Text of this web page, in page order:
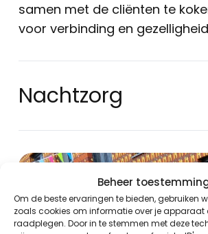
Beheer
Om de beste ervaringen te bieden, gebruiken
zoals cookies om informatie over je
raadplegen. Door in te stemmen met deze
samen met de cliënten te
voor verbinding en
Nachtzorg